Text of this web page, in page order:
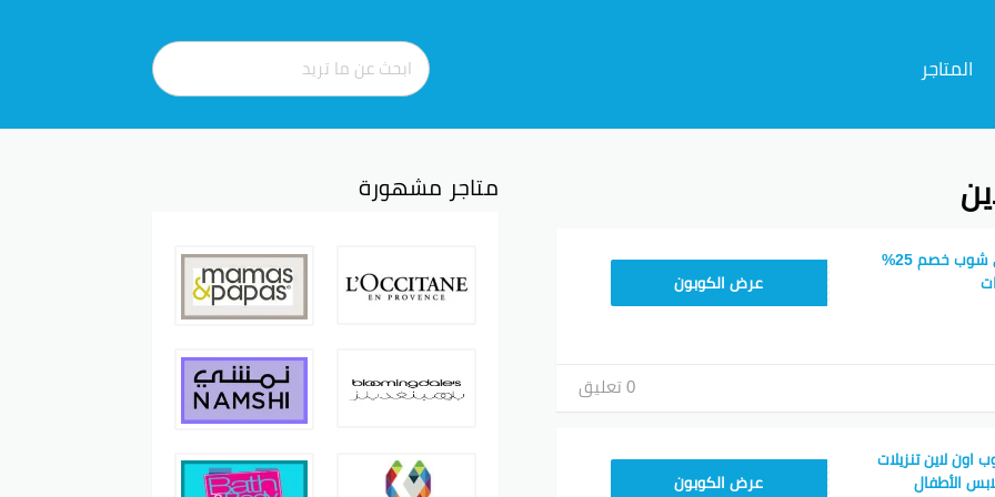
المتاجر
أقوى كود خصم بيبي شوب خصم 25%
عرض الكوبون
0 تعليق
لاين تنزيلات
عرض الكوبون
متاجر مشهورة